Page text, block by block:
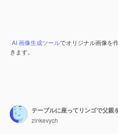
AI 画像生成ツールでオリジナル画像を作
きます。
テーブルに座ってリンゴで父親
zinkevych